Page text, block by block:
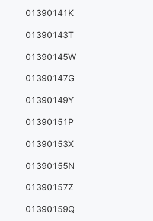
01390141K
01390143T
01390145W
01390147G
01390149Y
01390151P
01390153X
01390155N
01390157Z
01390159Q